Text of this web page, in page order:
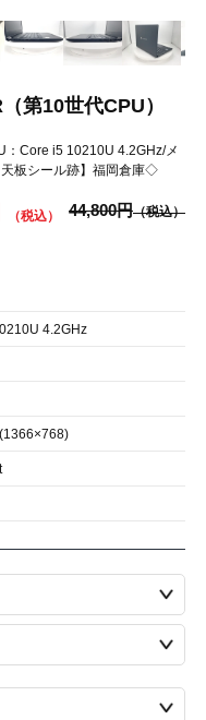
第10世代CPU）
Core i5 10210U 4.2GHz/メ
板シール跡】福岡倉庫◇
44,800円
4.2GHz